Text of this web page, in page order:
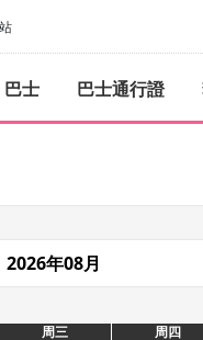
巴士 巴士通行證
2026年08月
周三 周四